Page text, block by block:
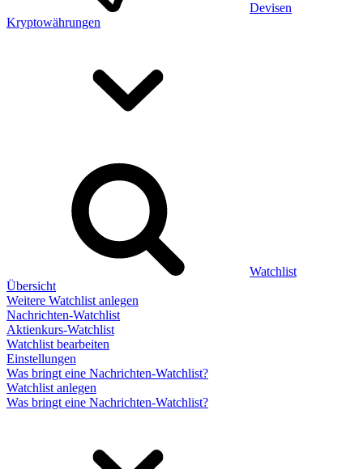
Devisen
Kryptowährungen
Watchlist
Übersicht
Weitere Watchlist anlegen
Nachrichten-Watchlist
Aktienkurs-Watchlist
Watchlist bearbeiten
Einstellungen
Was bringt eine Nachrichten-Watchlist?
Watchlist anlegen
Was bringt eine Nachrichten-Watchlist?